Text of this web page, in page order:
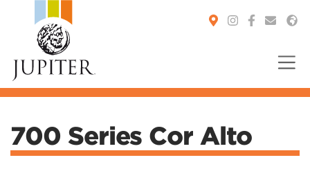
700 Series Cor Alto